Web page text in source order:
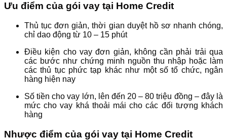
Ưu điểm của gói vay tại Home Credit
Thủ tục đơn giản, thời gian duyệt hồ sơ nhanh chóng,
chỉ dao động từ 10 – 15 phút
Điều kiện cho vay đơn giản, không cần phải trải qua
các bước như chứng minh nguồn thu nhập hoặc làm
các thủ tục phức tạp khác như một số tổ chức, ngân
hàng hiện nay
Số tiền cho vay lớn, lên đến 20 – 80 triệu đồng – đây là
mức cho vay khá thoải mái cho các đối tượng khách
hàng
Nhược điểm của gói vay tại Home Credit